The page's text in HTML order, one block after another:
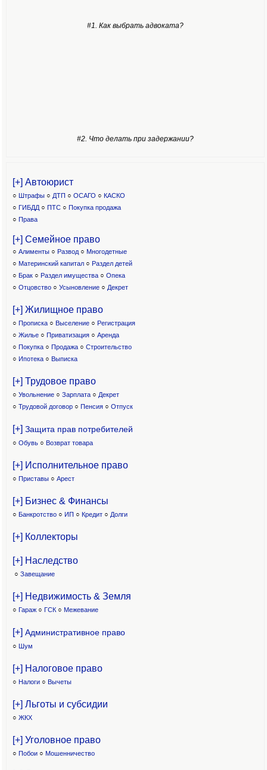
#1. Как выбрать адвоката?
#2. Что делать при задержании?
[+] Автоюрист
○ Штрафы ○ ДТП ○ ОСАГО ○ КАСКО
○ ГИБДД ○ ПТС ○ Покупка продажа
○ Права
[+] Семейное право
○ Алименты ○ Развод ○ Многодетные
○ Материнский капитал○ Раздел детей
○ Брак ○ Раздел имущества ○ Опека
○ Отцовство○ Усыновление ○ Декрет
[+] Жилищное право
○ Прописка ○ Выселение ○ Регистрация
○ Жилье ○ Приватизация ○ Аренда
○ Покупка ○ Продажа ○ Строительство
○ Ипотека ○ Выписка
[+] Трудовое право
○ Увольнение ○ Зарплата ○ Декрет
○ Трудовой договор ○ Пенсия ○ Отпуск
[+] Защита прав потребителей
○ Обувь ○ Возврат товара
[+] Исполнительное право
○ Приставы ○ Арест
[+] Бизнес & Финансы
○ Банкротство ○ ИП ○ Кредит ○ Долги
[+] Коллекторы
[+] Наследство
○ Завещание
[+] Недвижимость & Земля
○ Гараж ○ ГСК ○ Межевание
[+] Административное право
○ Шум
[+] Налоговое право
○ Налоги ○ Вычеты
[+] Льготы и субсидии
○ ЖКХ
[+] Уголовное право
○ Побои ○ Мошенничество